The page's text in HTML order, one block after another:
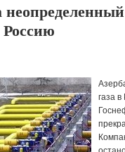
Россию
газа